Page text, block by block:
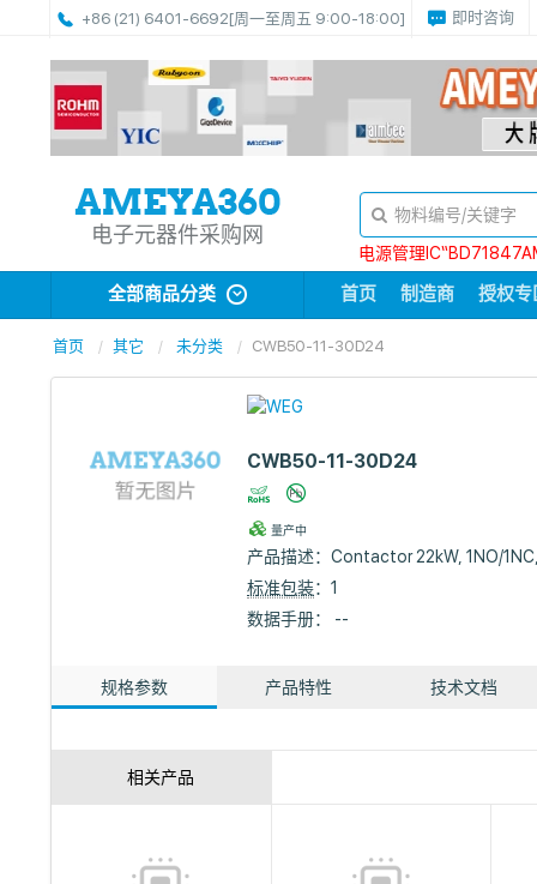
+86 (21) 6401-6692[周一至周五 9:00-18:00] 即时咨询
电子元器件采购网
电源管理
全部商品分类 首页 制造商 授权专
首页 其它 未分类 CWB50-11-30D24
CWB50-11-30D24
量产中
产品描述：Contactor 22kW, 1NO/
标准包装：1
数据手册： --
规格参数 产品特性 技术文档
相关产品